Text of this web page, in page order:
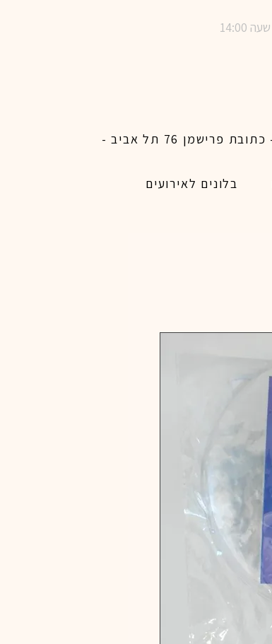
שימו לב ! מינימום הזמנת משלוח באתר לכל האיזורים האפשריים 450 ש״ח ו200 ש״ח מינימום לאיסוף - כתובת פרישמן 76 תל אביב -
בלונים לאירועים